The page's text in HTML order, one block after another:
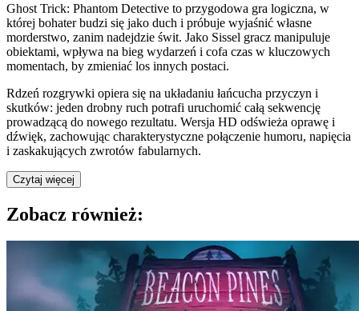
Ghost Trick: Phantom Detective to przygodowa gra logiczna, w
której bohater budzi się jako duch i próbuje wyjaśnić własne
morderstwo, zanim nadejdzie świt. Jako Sissel gracz manipuluje
obiektami, wpływa na bieg wydarzeń i cofa czas w kluczowych
momentach, by zmieniać los innych postaci.
Rdzeń rozgrywki opiera się na układaniu łańcucha przyczyn i
skutków: jeden drobny ruch potrafi uruchomić całą sekwencję
prowadzącą do nowego rezultatu. Wersja HD odświeża oprawę i
dźwięk, zachowując charakterystyczne połączenie humoru, napięcia
i zaskakujących zwrotów fabularnych.
Czytaj więcej
Zobacz również: